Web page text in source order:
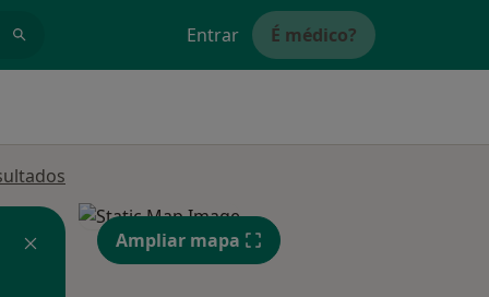
Entrar É médico?
Ampliar mapa